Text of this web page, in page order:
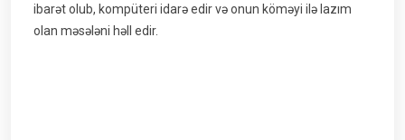
ibarət olub, kompüteri idarə edir və onun köməyi ilə lazım
olan məsələni həll edir.